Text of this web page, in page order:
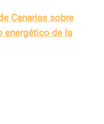
Canarias sobre
energético de la